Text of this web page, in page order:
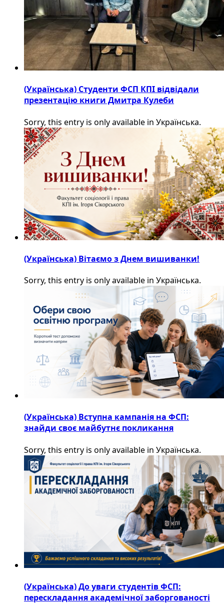
(Українська) Студенти ФСП КПІ відвідали
презентацію книги Дмитра Кулеби
Sorry, this entry is only available in Українська.
(Українська) Вітаємо з Днем вишиванки!
Sorry, this entry is only available in Українська.
(Українська) Вступна кампанія на ФСП:
знайди своє майбутнє покликання
Sorry, this entry is only available in Українська.
(Українська) До уваги студентів ФСП:
перескладання академічної заборгованості